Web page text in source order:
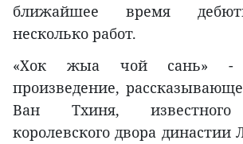
ближайшее время
несколько работ.
«Хок жыа чой сань» -
произведение,
Ван Тхиня, известного
королевского двора династии